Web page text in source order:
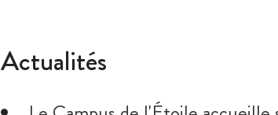
Actualités